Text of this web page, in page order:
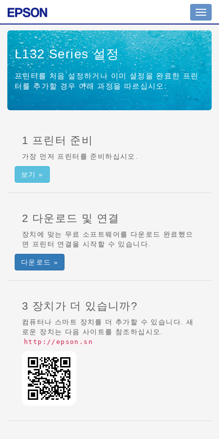
L132 Series설정
프린터를 처음 설정하거나 이미 설정을 완료한 프린
터를 추가할 경우 아래 과정을 따르십시오.
1 프린터 준비
가장 먼저 프린터를 준비하십시오.
보기 »
2 다운로드 및 연결
장치에 맞는 무료 소프트웨어를 다운로드 완료했으
면 프린터 연결을 시작할 수 있습니다.
다운로드 »
3 장치가 더 있습니까?
컴퓨터나 스마트 장치를 더 추가할 수 있습니다. 새
로운 장치는 다음 사이트를 참조하십시오.
http://epson.sn